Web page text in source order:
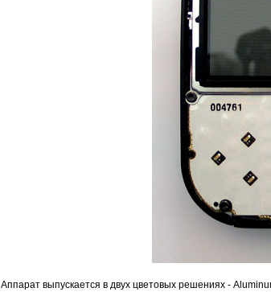
Аппарат выпускается в двух цветовых решениях -